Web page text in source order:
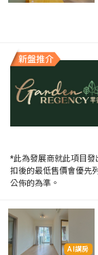
*此為發展商就此項目
扣後的最低售價會優先
公佈的為準。
AI講房